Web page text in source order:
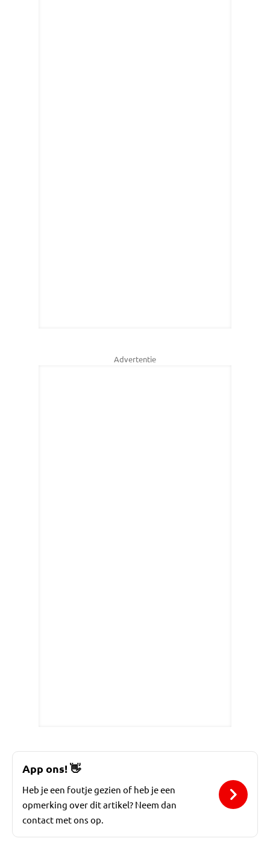
Advertentie
App ons!👋
Heb je een foutje gezien of heb je een
opmerking over dit artikel? Neem dan
contact met ons op.